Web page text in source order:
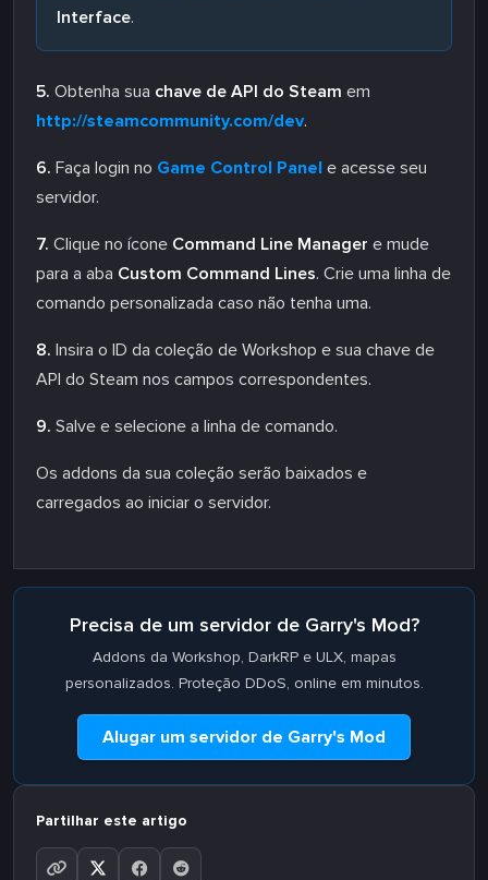
Interface.
5. Obtenha sua chave de API do Steam em
http://steamcommunity.com/dev.
6. Faça login no Game Control Panel e acesse seu
servidor.
7. Clique no ícone Command Line Manager e mude
para a aba Custom Command Lines. Crie uma linha de
comando personalizada caso não tenha uma.
8. Insira o ID da coleção de Workshop e sua chave de
API do Steam nos campos correspondentes.
9. Salve e selecione a linha de comando.
Os addons da sua coleção serão baixados e
carregados ao iniciar o servidor.
Precisa de um servidor de Garry's Mod?
Addons da Workshop, DarkRP e ULX, mapas
personalizados. Proteção DDoS, online em minutos.
Alugar um servidor de Garry's Mod
Partilhar este artigo